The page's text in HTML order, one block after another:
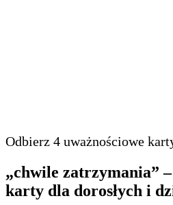
Odbierz 4 uważnościowe
„chwile zatrzymania”
karty dla dorosłych i